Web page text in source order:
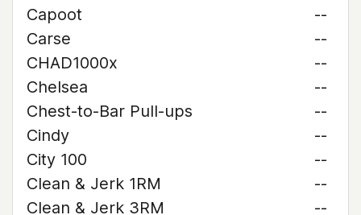
Capoot
--
Carse
--
CHAD1000x
--
Chelsea
--
Chest-to-Bar Pull-ups
--
Cindy
--
City 100
--
Clean & Jerk 1RM
--
Clean & Jerk 3RM
--